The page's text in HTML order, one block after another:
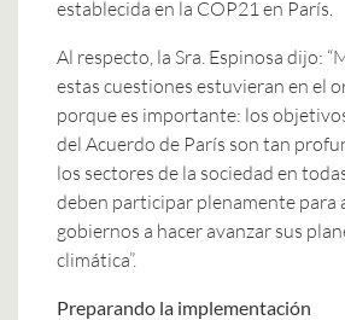
establecida en la COP21 en París.
Al respecto, la Sra. Espinosa dijo:
estas cuestiones estuvieran en el
porque es importante: los
del Acuerdo de París son tan
los sectores de la sociedad en
deben participar plenamente para
gobiernos a hacer avanzar sus
climática”.
Preparando la implementación